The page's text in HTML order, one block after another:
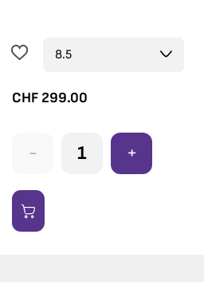
CHF 299.00
- +